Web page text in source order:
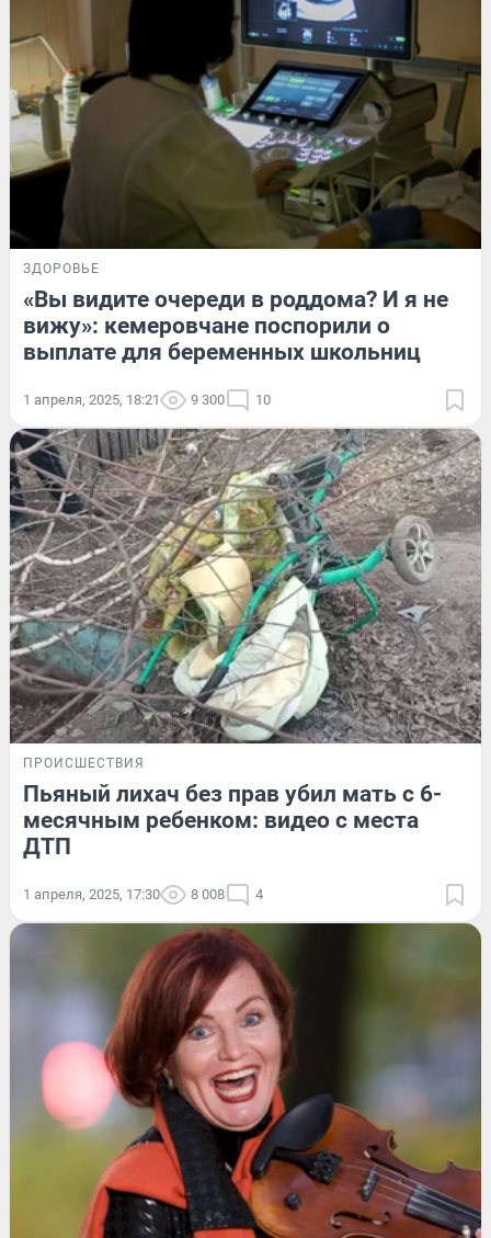
ЗДОРОВЬЕ
«Вы видите очереди в роддома? И я не
вижу»: кемеровчане поспорили о
выплате для беременных школьниц
1 апреля, 2025, 18:21 9 300 10
ПРОИСШЕСТВИЯ
Пьяный лихач без прав убил мать с 6-
месячным ребенком: видео с места
ДТП
1 апреля, 2025, 17:30 8 008 4